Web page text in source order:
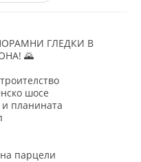
ГЛЕДКИ В
🌄
шосе
планината
парцели